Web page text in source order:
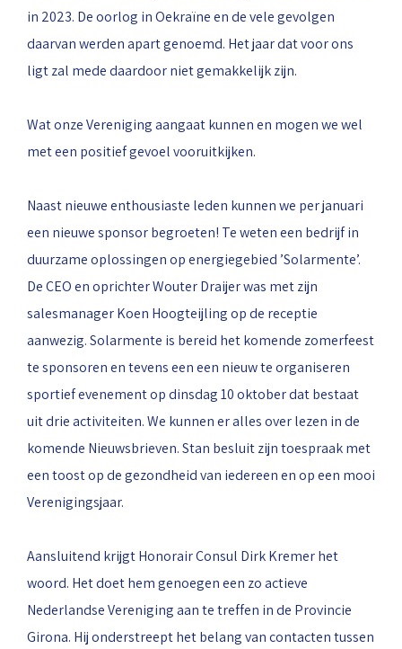
in 2023. De oorlog in Oekraïne en de vele gevolgen
daarvan werden apart genoemd. Het jaar dat voor ons
ligt zal mede daardoor niet gemakkelijk zijn.
Wat onze Vereniging aangaat kunnen en mogen we wel
met een positief gevoel vooruitkijken.
Naast nieuwe enthousiaste leden kunnen we per januari
een nieuwe sponsor begroeten! Te weten een bedrijf in
duurzame oplossingen op energiegebied ’Solarmente’.
De CEO en oprichter Wouter Draijer was met zijn
salesmanager Koen Hoogteijling op de receptie
aanwezig. Solarmente is bereid het komende zomerfeest
te sponsoren en tevens een een nieuw te organiseren
sportief evenement op dinsdag 10 oktober dat bestaat
uit drie activiteiten. We kunnen er alles over lezen in de
komende Nieuwsbrieven. Stan besluit zijn toespraak met
een toost op de gezondheid van iedereen en op een mooi
Verenigingsjaar.
Aansluitend krijgt Honorair Consul Dirk Kremer het
woord. Het doet hem genoegen een zo actieve
Nederlandse Vereniging aan te treffen in de Provincie
Girona. Hij onderstreept het belang van contacten tussen